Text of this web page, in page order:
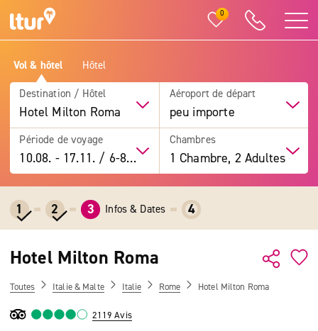
0
Vol & hôtel Hôtel
Destination / Hôtel
Hotel Milton Roma
Aéroport de départ
peu importe
Période de voyage
10.08. -17.11. / 6-8 jours
Chambres
1 Chambre, 2 Adultes
1 2 3 Infos & Dates 4
Hotel Milton Roma
Toutes Italie & Malte Italie Rome Hotel Milton Roma
2119 Avis